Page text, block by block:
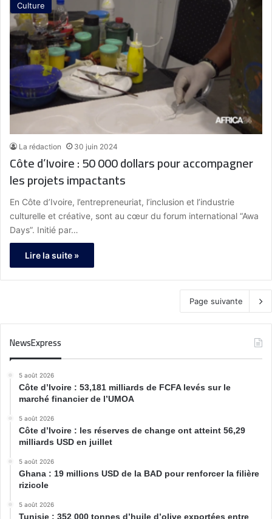
Culture
La rédaction 30 juin 2024
Côte d’Ivoire : 50 000 dollars pour accompagner
les projets impactants
En Côte d’Ivoire, l’entrepreneuriat, l’inclusion et l’industrie
culturelle et créative, sont au cœur du forum international “Awa
Days”. Initié par…
Lire la suite »
Page suivante
NewsExpress
5 août 2026
Côte d’Ivoire : 53,181 milliards de FCFA levés sur le
marché financier de l’UMOA
5 août 2026
Côte d’Ivoire : les réserves de change ont atteint 56,29
milliards USD en juillet
5 août 2026
Ghana : 19 millions USD de la BAD pour renforcer la filière
rizicole
5 août 2026
Tunisie : 352 000 tonnes d’huile d’olive exportées entre